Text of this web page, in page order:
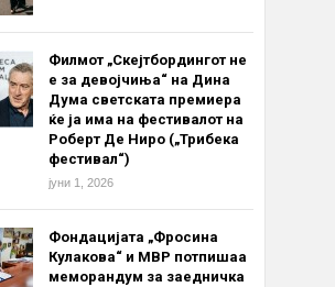
Филмот „Скејтбордингот не
е за девојчиња“ на Дина
Дума светската премиера
ќе ја има на фестивалот на
Роберт Де Ниро („Трибека
фестивал“)
јуни 1, 2026
Фондацијата „Фросина
Кулакова“ и МВР потпишаа
меморандум за заедничка